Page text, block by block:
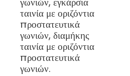
ταινία με οριζόντια
προστατευτικά
γωνιών, διαμήκης
ταινία με οριζόντια
προστατευτικά
γωνιών.